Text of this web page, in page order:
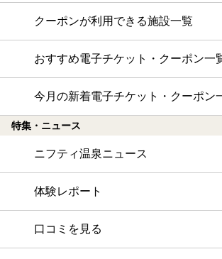
クーポンが利用できる施設一覧
おすすめ電子チケット・クーポン一
今月の新着電子チケット・クーポン
特集・ニュース
ニフティ温泉ニュース
体験レポート
口コミを見る